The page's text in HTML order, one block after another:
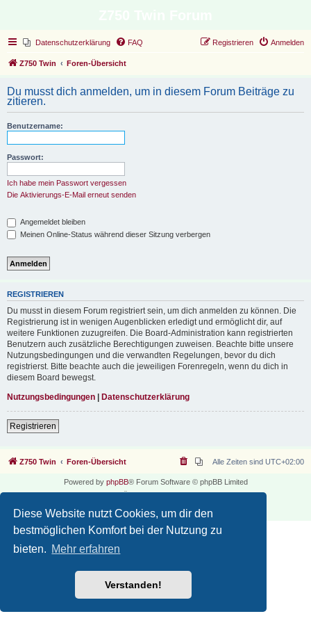
Diese Website nutzt Cookies, um dir den
bestmöglichen Komfort bei der Nutzung zu
bieten. Mehr erfahren
Verstanden!
Datenschutzerklärung FAQ Anmelden
Registrieren
Z750 Twin Foren-Übersicht
Du musst dich anmelden, um in diesem Forum Beiträge zu
zitieren.
Benutzername:
Passwort:
Ich habe mein Passwort vergessen
Die Aktivierungs-E-Mail erneut senden
Angemeldet bleiben
Meinen Online-Status während dieser Sitzung verbergen
REGISTRIEREN
Du musst in diesem Forum registriert sein, um dich anmelden zu können. Die
Registrierung ist in wenigen Augenblicken erledigt und ermöglicht dir, auf
weitere Funktionen zuzugreifen. Die Board-Administration kann registrierten
Benutzern auch zusätzliche Berechtigungen zuweisen. Beachte bitte unsere
Nutzungsbedingungen und die verwandten Regelungen, bevor du dich
registrierst. Bitte beachte auch die jeweiligen Forenregeln, wenn du dich in
diesem Board bewegst.
Nutzungsbedingungen | Datenschutzerklärung
Registrieren
Z750 Twin Foren-Übersicht Alle Zeiten sind UTC+02:00
Powered by phpBB® Forum Software © phpBB Limited
Datenschutz |Nutzungsbedingungen